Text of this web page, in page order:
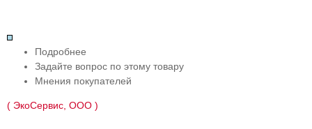
Подробнее
Задайте вопрос по этому товару
Мнения покупателей
( ЭкоСервис, ООО )